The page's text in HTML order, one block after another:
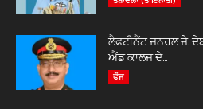
ਲੈਫਟੀਨੈਂਟ ਜਨਰਲ ਜੇ.
ਐਂਡ ਕਾਲਜ ਦੇ...
ਫੌਜ